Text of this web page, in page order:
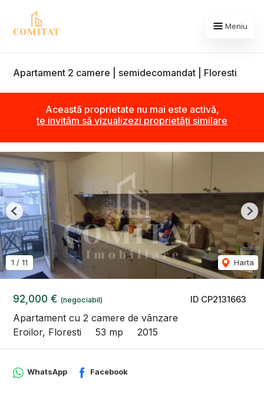
Meniu
Apartament 2 camere | semidecomandat | Floresti
Această proprietate nu mai este activă,
te invităm să vizualizezi proprietăți similare
ID CP2131663
92,000 € (negociabil)
Apartament cu 2 camere de vânzare
Eroilor, Floresti
53 mp 2015
1 / 11 Harta
Previous
WhatsApp Facebook